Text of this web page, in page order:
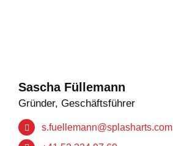
Sascha Füllemann
Gründer, Geschäftsführer
s.fuellemann@splasharts.com